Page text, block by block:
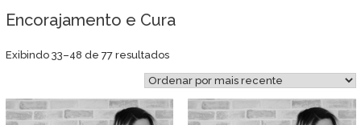
Encorajamento e Cura
Exibindo 33–48 de 77 resultadosClassificado
mais
recente